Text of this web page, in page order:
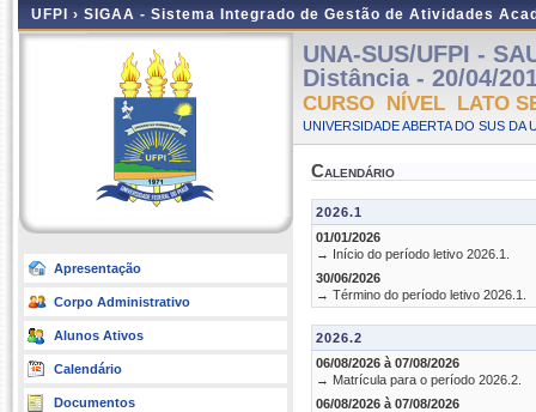
UFPI › SIGAA - Sistema Integrado de Gestão de Atividades
Apresentação
Corpo Administrativo
Alunos Ativos
Calendário
Documentos
UNA-SUS/UFPI -
Distância - 20/04/
CURSO NÍVEL LATO
UNIVERSIDADE ABERTA DO SUS DA
Calendário
2026.1
01/01/2026
→ Início do período letivo 2026.1.
30/06/2026
→ Término do período letivo 2026.1.
2026.2
06/08/2026 à 07/08/2026
→ Matrícula para o período 2026.2.
06/08/2026 à 07/08/2026